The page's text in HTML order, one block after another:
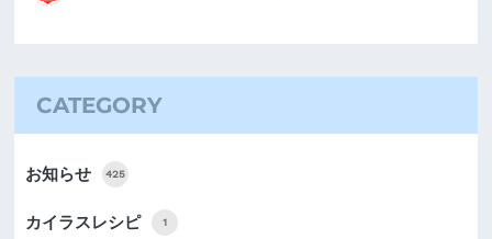
CATEGORY
お知らせ 425
カイラスレシピ 1